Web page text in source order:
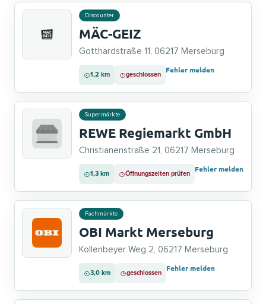
Discounter
MÄC-GEIZ
Gotthardstraße 11, 06217 Merseburg
1,2 km geschlossen
Fehler melden
Supermärkte
REWE Regiemarkt GmbH
Christianenstraße 21, 06217 Merseburg
1,3 km Öffnungszeiten prüfen
Fehler melden
Fachmärkte
OBI Markt Merseburg
Kollenbeyer Weg 2, 06217 Merseburg
3,0 km geschlossen
Fehler melden